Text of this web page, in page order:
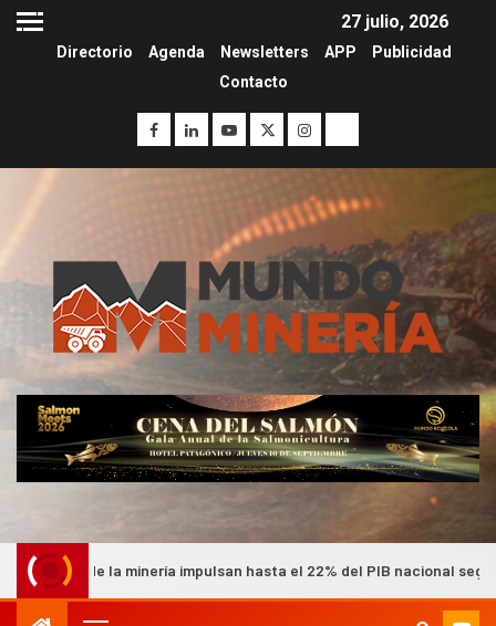
27 julio, 2026
Directorio Agenda Newsletters APP
Publicidad
Contacto
impulsan hasta el 22% del PIB nacional según Cochilco